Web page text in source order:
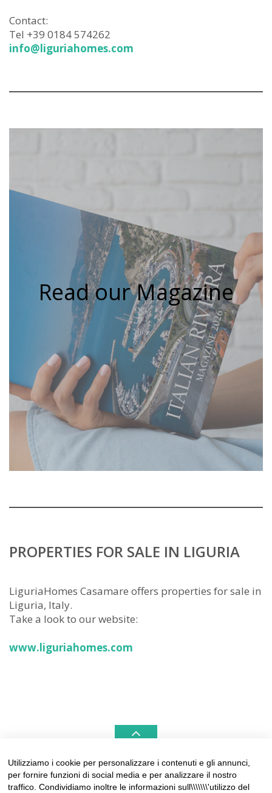
Contact:
Tel +39 0184 574262
info@liguriahomes.com
Read our Magazine
PROPERTIES FOR SALE IN LIGURIA
LiguriaHomes Casamare offers properties for sale in
Liguria, Italy.
Take a look to our website:
www.liguriahomes.com
LIGURIAHOMES CASAMARE & HAMPTONS –
Utilizziamo i cookie per personalizzare i contenuti e gli annunci,
per fornire funzioni di social media e per analizzare il nostro
traffico. Condividiamo inoltre le informazioni sull\\\\\\\'utilizzo del